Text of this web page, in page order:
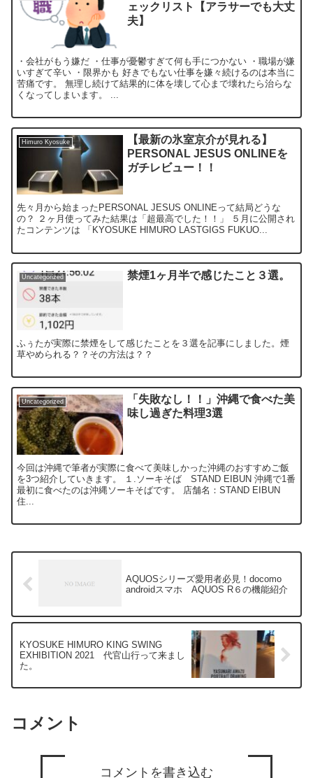
ェックリスト【アラサーでも大丈
夫】
・会社がもう嫌だ ・仕事が憂鬱すぎて何も手につかない ・職場が嫌
いすぎて辛い ・限界かも 好きでもない仕事を嫌々続けるのは本当に
苦痛です。 無理し続けて結果的に体を壊して心まで壊れたら治らな
くなってしまいます。 ...
Himuro Kyosuke
【最新の氷室京介が見れる】
PERSONAL JESUS ONLINEを
ガチレビュー！！
先々月から始まったPERSONAL JESUS ONLINEって結局どうな
の？ ２ヶ月使ってみた結果は「超最高でした！！」 ５月に公開され
たコンテンツは 「KYOSUKE HIMURO LASTGIGS FUKUO...
Uncategorized 禁煙1ヶ月半で感じたこと３選。
ふぅたが実際に禁煙をして感じたことを３選を記事にしました。煙
草やめられる？？その方法は？？
Uncategorized
「失敗なし！！」沖縄で食べた美
味し過ぎた料理3選
今回は沖縄で筆者が実際に食べて美味しかった沖縄のおすすめご飯
を3つ紹介していきます。 １.ソーキそば STAND EIBUN 沖縄で1番
最初に食べたのは沖縄ソーキそばです。 店舗名：STAND EIBUN
住...
AQUOSシリーズ愛用者必見！docomo
androidスマホ AQUOS R６の機能紹介
KYOSUKE HIMURO KING SWING
EXHIBITION 2021 代官山行って来まし
た。
コメント
コメントを書き込む